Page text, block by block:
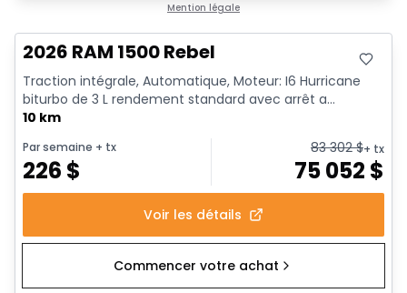
Mention légale
2026 RAM 1500 Rebel
Traction intégrale, Automatique, Moteur: I6 Hurricane
biturbo de 3 L rendement standard avec arrêt a...
10 km
Par semaine + tx
226 $
83 302$+ tx
75 052 $
Voir les détails
Commencer votre achat